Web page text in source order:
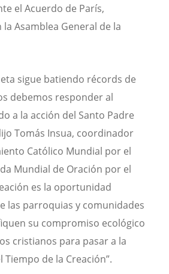
el Acuerdo de París,
Asamblea General de la
sigue batiendo récords de
debemos responder al
a la acción del Santo Padre
Tomás Insua, coordinador
Católico Mundial por el
Mundial de Oración por el
es la oportunidad
las parroquias y comunidades
su compromiso ecológico
cristianos para pasar a la
de la Creación”.